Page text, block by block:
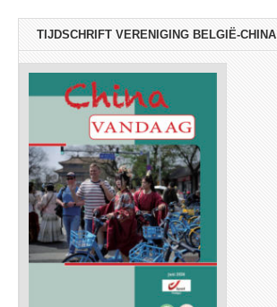
TIJDSCHRIFT VERENIGING BELGIË-CHINA